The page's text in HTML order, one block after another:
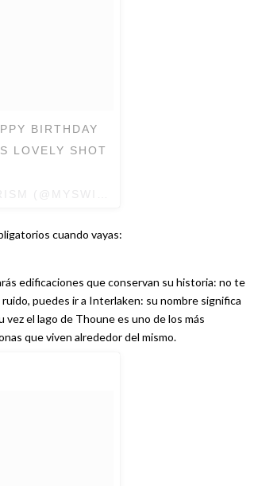
BIRTHDAY
LOVELY SHOT
cuando vayas:
edificaciones que conservan su historia: no te
puedes ir a Interlaken: su nombre significa
el lago de Thoune es uno de los más
que viven alrededor del mismo.